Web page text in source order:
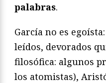
palabras.
García no es
leídos, devorados
filosófica: algunos
los atomistas),